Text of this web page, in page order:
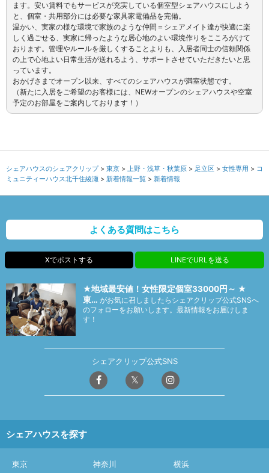
ます。安い賃料でもサービスが充実している個室型シェアハウスにしよう
と、個室・共用部分には必要な家具家電備品を完備。
温かい、実家の様な環境で家族のような仲間＝シェアメイト達が快適に楽
しく過ごせる、実家に帰ったような居心地のよい環境作りをこころがけて
おります。管理やルールを厳しくすることよりも、入居者同士の信頼関係
の上で心地よい日常生活が送れるよう、サポートさせていただきたいと思
っています。
おかげさまでオープン以来、すべてのシェアハウスが満室状態です。
（新たに入居をご希望のお客様には、NEWオープンのシェアハウスや空室
予定のお部屋をご案内しております！）
シェアハウスのシェアクリップ 東京 上野・浅草・秋葉原 足立区 女性専用
コ
ミュニティーハウス北千住綾瀬
新着情報一覧 新着情報
よくある質問はこちら
Xでポストする LINEでURLを送る
★地域最安値！女性限定個室33000円～ ★
東… がお気に召しましたらシェアクリップ公式SNSへ
のフォローをお願いします。最新情報をお届けしま
す！
シェアクリップ公式SNS
シェアハウスを探す
東京 神奈川
横浜